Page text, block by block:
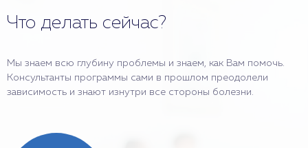
Что делать сейчас?
Мы знаем всю глубину проблемы и знаем, как Вам помочь.
Консультанты программы сами в прошлом преодолели
зависимость и знают изнутри все стороны болезни.